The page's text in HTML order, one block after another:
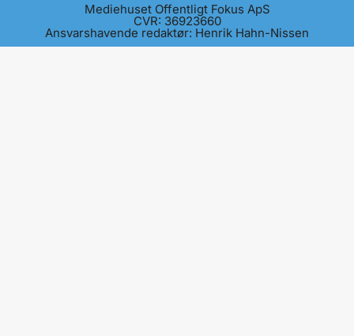
Mediehuset Offentligt Fokus ApS
CVR: 36923660
Ansvarshavende redaktør: Henrik Hahn-Nissen